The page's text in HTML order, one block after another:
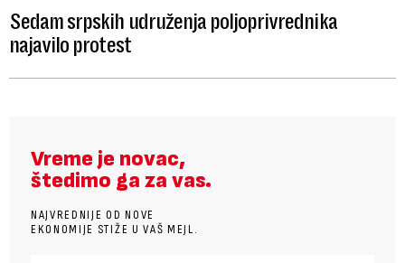
Sedam srpskih udruženja poljoprivrednika
najavilo protest
Vreme je novac,
štedimo ga za vas.
NAJVREDNIJE OD NOVE
EKONOMIJE STIŽE U VAŠ MEJL.